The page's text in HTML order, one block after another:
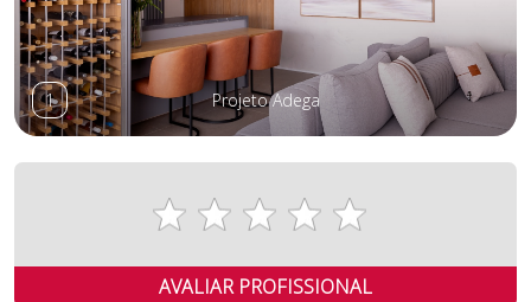
1 Projeto Adega
AVALIAR PROFISSIONAL